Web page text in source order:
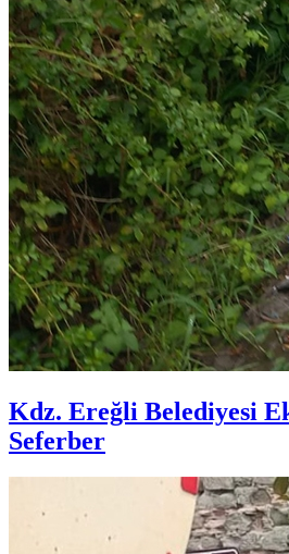
Kdz. Ereğli Belediyesi
Seferber